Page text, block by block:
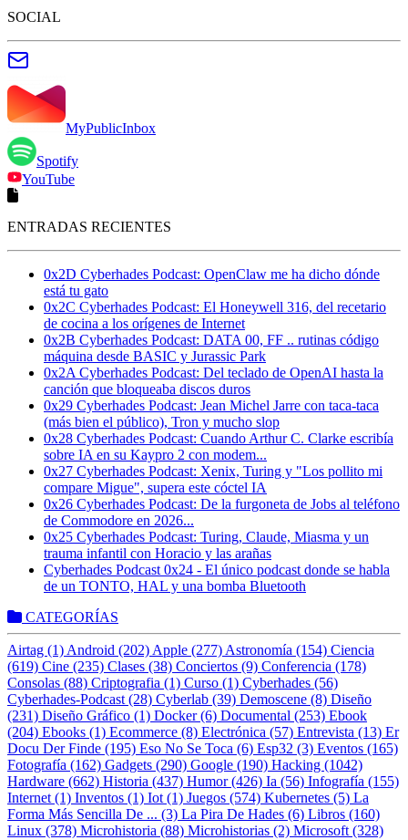
SOCIAL
MyPublicInbox
Spotify
YouTube
ENTRADAS RECIENTES
0x2D Cyberhades Podcast: OpenClaw me ha dicho dónde
está tu gato
0x2C Cyberhades Podcast: El Honeywell 316, del recetario
de cocina a los orígenes de Internet
0x2B Cyberhades Podcast: DATA 00, FF .. rutinas código
máquina desde BASIC y Jurassic Park
0x2A Cyberhades Podcast: Del teclado de OpenAI hasta la
canción que bloqueaba discos duros
0x29 Cyberhades Podcast: Jean Michel Jarre con taca-taca
(más bien el público), Tron y mucho slop
0x28 Cyberhades Podcast: Cuando Arthur C. Clarke escribía
sobre IA en su Kaypro 2 con modem...
0x27 Cyberhades Podcast: Xenix, Turing y "Los pollito mi
compare Migue", supera este cóctel IA
0x26 Cyberhades Podcast: De la furgoneta de Jobs al teléfono
de Commodore en 2026...
0x25 Cyberhades Podcast: Turing, Claude, Miasma y un
trauma infantil con Horacio y las arañas
Cyberhades Podcast 0x24 - El único podcast donde se habla
de un TONTO, HAL y una bomba Bluetooth
CATEGORÍAS
Airtag (1) Android (202) Apple (277) Astronomía (154) Ciencia
(619) Cine (235) Clases (38) Conciertos (9) Conferencia (178)
Consolas (88) Criptografia (1) Curso (1) Cyberhades (56)
Cyberhades-Podcast (28) Cyberlab (39) Demoscene (8) Diseño
(231) Diseño Gráfico (1) Docker (6) Documental (253) Ebook
(204) Ebooks (1) Ecommerce (8) Electrónica (57) Entrevista (13) Er
Docu Der Finde (195) Eso No Se Toca (6) Esp32 (3) Eventos (165)
Fotografía (162) Gadgets (290) Google (190) Hacking (1042)
Hardware (662) Historia (437) Humor (426) Ia (56) Infografía (155)
Internet (1) Inventos (1) Iot (1) Juegos (574) Kubernetes (5) La
Forma Más Sencilla De ... (3) La Pira De Hades (6) Libros (160)
Linux (378) Microhistoria (88) Microhistorias (2) Microsoft (328)